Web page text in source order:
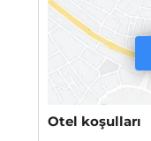
Otel koşulları